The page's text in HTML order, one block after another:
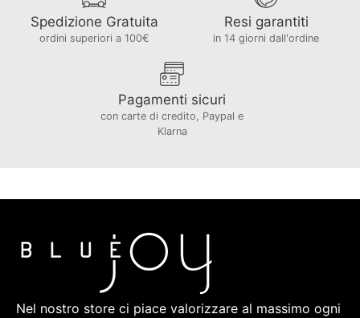
Spedizione Gratuita
ordini superiori a 100€
Resi garantiti
in 14 giorni dall'ordine
Pagamenti sicuri
con carte di credito, Paypal e
Klarna
Nel nostro store ci piace valorizzare al massimo ogni